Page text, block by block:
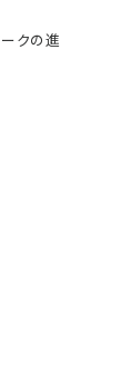
ークの進